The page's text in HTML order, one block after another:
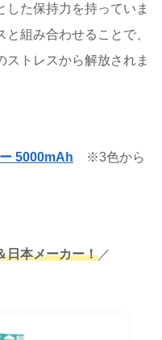
した保持力を持っていま
組み合わせることで、
ストレスから解放されま
5000mAh ※3色から
日本メーカー！ ／